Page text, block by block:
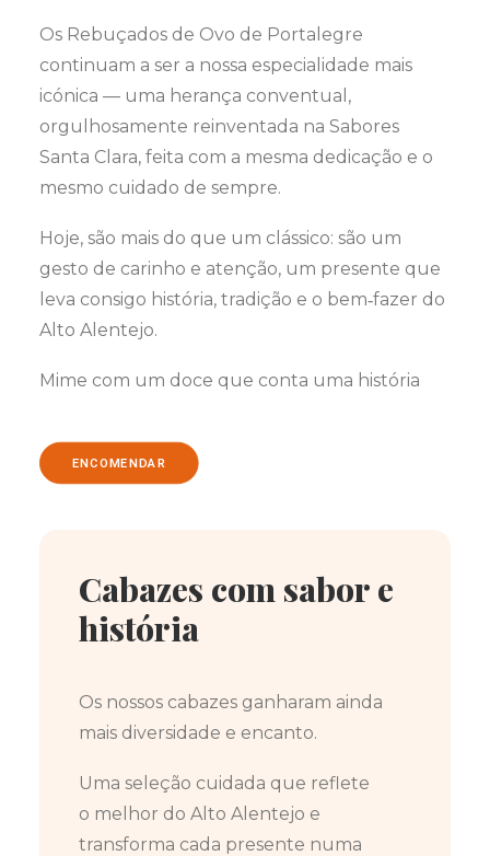
Os Rebuçados de Ovo de Portalegre
continuam a ser a nossa especialidade mais
icónica — uma herança conventual,
orgulhosamente reinventada na Sabores
Santa Clara, feita com a mesma dedicação e o
mesmo cuidado de sempre.
Hoje, são mais do que um clássico: são um
gesto de carinho e atenção, um presente que
leva consigo história, tradição e o bem‑fazer do
Alto Alentejo.
Mime com um doce que conta uma história
ENCOMENDAR
Cabazes com sabor e
história
Os nossos cabazes ganharam ainda
mais diversidade e encanto.
Uma seleção cuidada que reflete
o melhor do Alto Alentejo e
transforma cada presente numa